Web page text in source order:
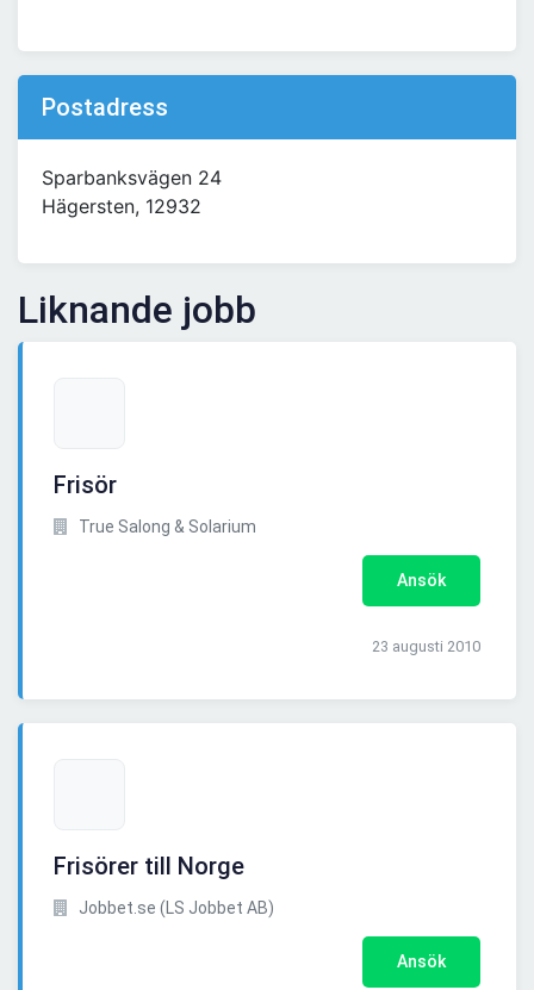
Postadress
Sparbanksvägen 24
Hägersten, 12932
Liknande jobb
Frisör
True Salong & Solarium
Ansök
23 augusti 2010
Frisörer till Norge
Jobbet.se (LS Jobbet AB)
Ansök